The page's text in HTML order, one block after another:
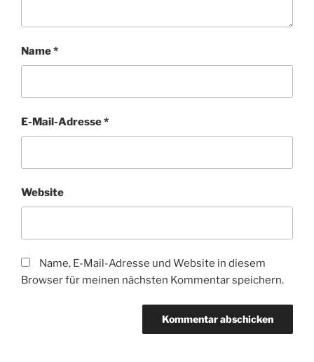
Name*
E-Mail-Adresse*
Website
Name, E-Mail-Adresse und Website in diesem
Browser für meinen nächsten Kommentar speichern.